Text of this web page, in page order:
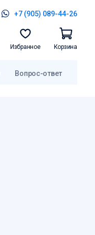
+7 (905) 089-44-26
Избранное Корзина
Вопрос-ответ